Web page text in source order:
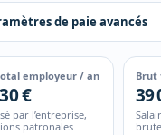
de paie avancés
employeur / an
€
par l’entreprise,
patronales
Brut
39